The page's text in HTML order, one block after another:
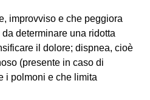
improvviso e che peggiora
determinare una ridotta
il dolore; dispnea, cioè
(presente in caso di
i polmoni e che limita